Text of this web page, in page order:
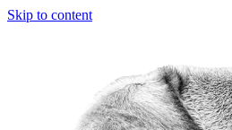
Skip to content